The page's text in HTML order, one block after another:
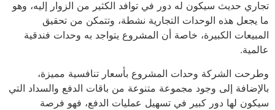
تجاري حديث سيكون له دور في توافد الكثير من الزوار إليه، وهو
ما يجعل هذه الوحدات التجارية نشطة، وتتمكن من تحقيق
المبيعات الكبيرة، خاصة أن المشروع يتواجد به وحدات فندقية
عالمية.
وطرحت الشركة وحدات المشروع بأسعار تنافسية مميزة،
بالإضافة إلى وجود مجموعة متنوعة من باقات الدفع والسداد التي
سيكون لها دور كبير في تسهيل عمليات الدفع، فهو فرصة